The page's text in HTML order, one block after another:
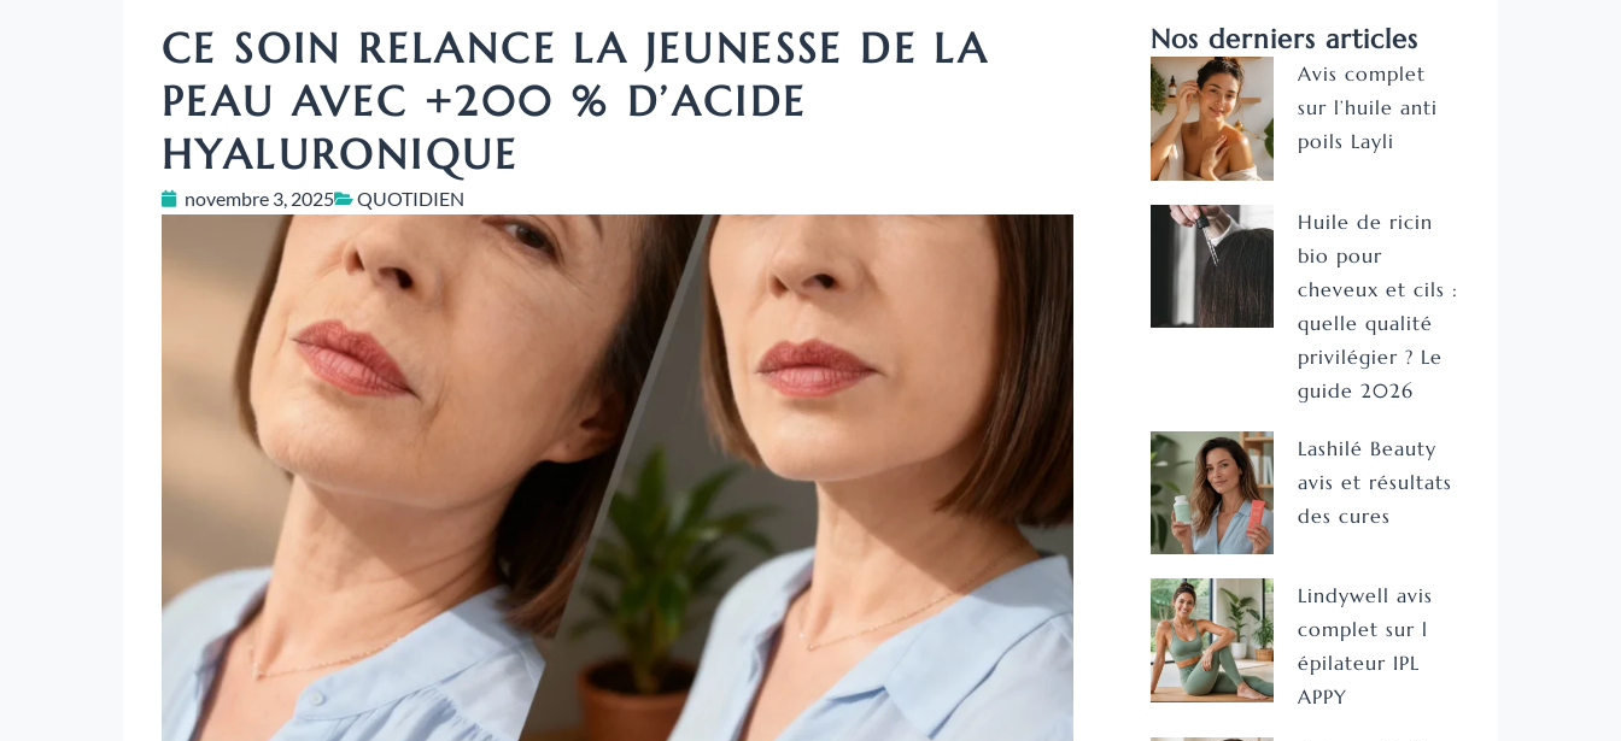
CE SOIN RELANCE LA JEUNESSE DE LA
PEAU AVEC +200 % D’ACIDE
HYALURONIQUE
novembre 3, 2025 QUOTIDIEN
Nos derniers articles
Avis complet
sur l’huile anti
poils Layli
Huile de ricin
bio pour
cheveux et cils :
quelle qualité
privilégier ? Le
guide 2026
Lashilé Beauty
avis et résultats
des cures
Lindywell avis
complet sur l
épilateur IPL
APPY